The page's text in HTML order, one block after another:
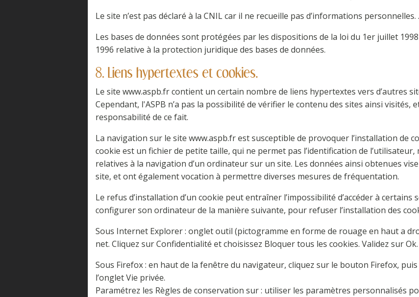
Le site n’est pas déclaré à la CNIL car il ne recueille pas d’informations personnelles. .
Les bases de données sont protégées par les dispositions de la loi du 1er juillet
1996 relative à la protection juridique des bases de données.
8. Liens hypertextes et cookies.
Le site www.aspb.fr contient un certain nombre de liens hypertextes vers d’autres
Cependant, l'ASPB n’a pas la possibilité de vérifier le contenu des sites ainsi visités,
responsabilité de ce fait.
La navigation sur le site www.aspb.fr est susceptible de provoquer l’installation de
cookie est un fichier de petite taille, qui ne permet pas l’identification de
relatives à la navigation d’un ordinateur sur un site. Les données ainsi obtenues
site, et ont également vocation à permettre diverses mesures de fréquentation.
Le refus d’installation d’un cookie peut entraîner l’impossibilité d’accéder à
configurer son ordinateur de la manière suivante, pour refuser l’installation des
Sous Internet Explorer : onglet outil (pictogramme en forme de rouage en haut a
net. Cliquez sur Confidentialité et choisissez Bloquer tous les cookies. Validez sur Ok.
Sous Firefox : en haut de la fenêtre du navigateur, cliquez sur le bouton Firefox,
l’onglet Vie privée.
Paramétrez les Règles de conservation sur : utiliser les paramètres personnalisés